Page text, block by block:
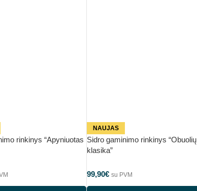
rinkinys “Apyniuotas
NAUJAS
Sidro gaminimo rinkinys “Obuolių
klasika”
99,90€ su PVM